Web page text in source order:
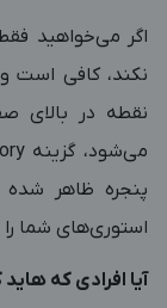
اگر می‌خواهید
نکند، کافی
نقطه در بالای
استوری‌های شما را
آیا افرادی که